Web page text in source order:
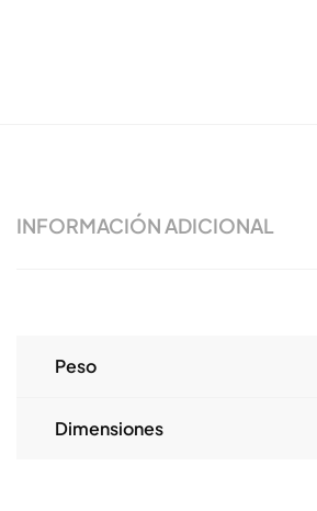
INFORMACIÓN ADICIONAL
Peso
Dimensiones